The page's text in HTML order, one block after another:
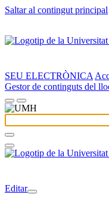
Saltar al contingut principal
SEU ELECTRÒNICA
Gestor de continguts del
Editar